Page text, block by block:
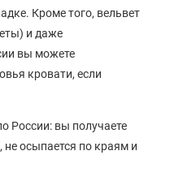
Кроме того, вельвет
и даже
вы можете
кровати, если
России: вы получаете
не осыпается по краям и
через